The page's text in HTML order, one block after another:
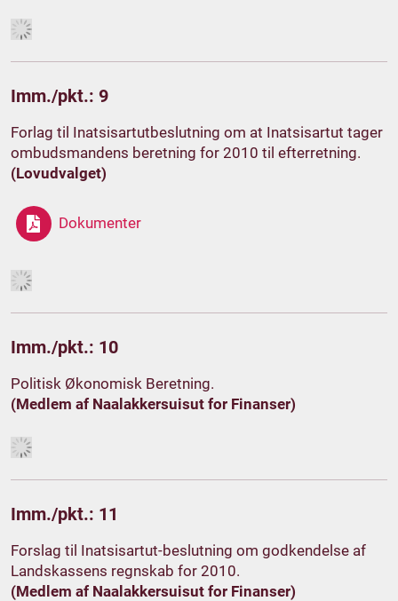
Imm./pkt.: 9
Forlag til Inatsisartutbeslutning om at Inatsisartut tager
ombudsmandens beretning for 2010 til efterretning.
(Lovudvalget)
Dokumenter
Imm./pkt.: 10
Politisk Økonomisk Beretning.
(Medlem af Naalakkersuisut for Finanser)
Imm./pkt.: 11
Forslag til Inatsisartut-beslutning om godkendelse af
Landskassens regnskab for 2010.
(Medlem af Naalakkersuisut for Finanser)